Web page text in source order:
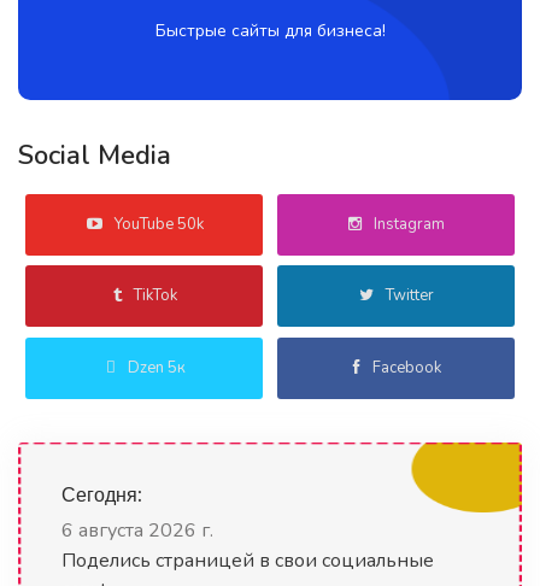
Быстрые сайты для бизнеса!
Social Media
YouTube 50k Instagram
TikTok Twitter
Dzen 5к Facebook
Сегодня:
6 августа 2026 г.
Поделись страницей в свои социальные